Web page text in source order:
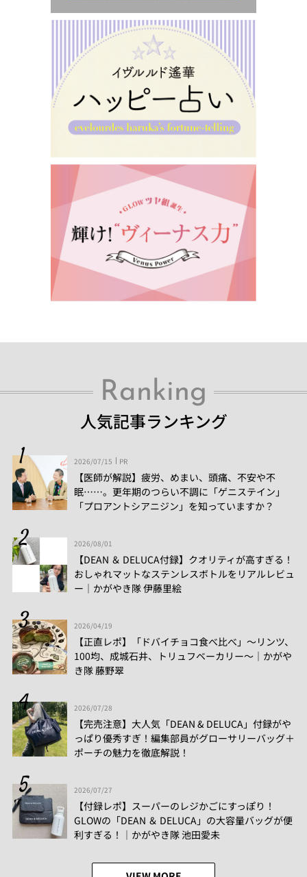
Ranking
人気記事ランキング
2026/07/15 PR
【医師が解説】疲労、めまい、頭痛、不安や不
眠……。更年期のつらい不調に「ゲニステイン」
「プロアントシアニジン」を知っていますか？
2026/08/01
【DEAN ＆ DELUCA付録】クオリティが高すぎる！
おしゃれマットなステンレスボトルをリアルレビュ
ー│かがやき隊 伊藤里絵
2026/04/19
【正直レポ】「ドバイチョコ食べ比べ」～リンツ、
100均、成城石井、トリュフベーカリー～｜かがや
き隊 藤野翠
2026/07/28
【完売注意】大人気「DEAN & DELUCA」付録がや
っぱり優秀すぎ！編集部員がグローサリーバッグ＋
ポーチの魅力を徹底解説！
2026/07/27
【付録レポ】スーパーのレジかごにすっぽり！
GLOWの「DEAN ＆ DELUCA」の大容量バッグが便
利すぎる！│かがやき隊 池田愛未